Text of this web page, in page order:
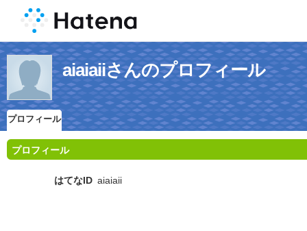
aiaiaiiさんのプロフィール
プロフィール
プロフィール
はてなID aiaiaii